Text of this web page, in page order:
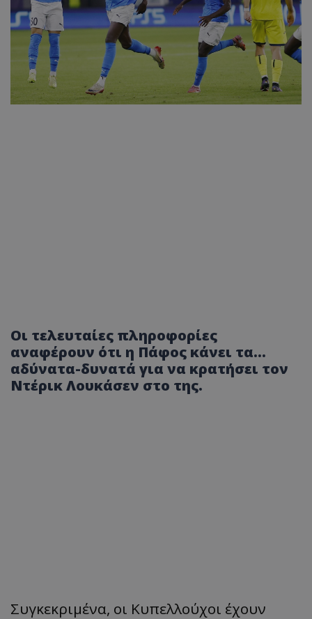
Οι τελευταίες πληροφορίες
αναφέρουν ότι η Πάφος κάνει τα...
αδύνατα-δυνατά για να κρατήσει τον
Ντέρικ Λουκάσεν στο της.
Συγκεκριμένα, οι Κυπελλούχοι έχουν